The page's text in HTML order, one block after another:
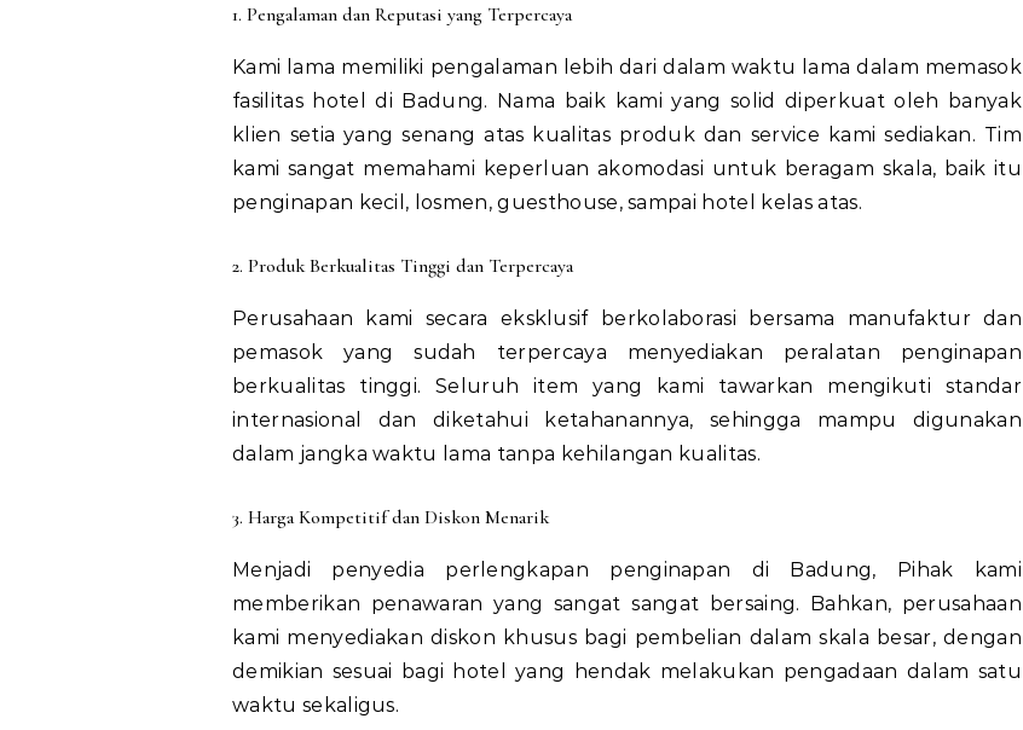
1. Pengalaman dan Reputasi yang Terpercaya
Kami lama memiliki pengalaman lebih dari dalam waktu lama dalam memasok
fasilitas hotel di Badung. Nama baik kami yang solid diperkuat oleh banyak
klien setia yang senang atas kualitas produk dan service kami sediakan. Tim
kami sangat memahami keperluan akomodasi untuk beragam skala, baik itu
penginapan kecil, losmen, guesthouse, sampai hotel kelas atas.
2. Produk Berkualitas Tinggi dan Terpercaya
Perusahaan kami secara eksklusif berkolaborasi bersama manufaktur dan
pemasok yang sudah terpercaya menyediakan peralatan penginapan
berkualitas tinggi. Seluruh item yang kami tawarkan mengikuti standar
internasional dan diketahui ketahanannya, sehingga mampu digunakan
dalam jangka waktu lama tanpa kehilangan kualitas.
3. Harga Kompetitif dan Diskon Menarik
Menjadi penyedia perlengkapan penginapan di Badung, Pihak kami
memberikan penawaran yang sangat sangat bersaing. Bahkan, perusahaan
kami menyediakan diskon khusus bagi pembelian dalam skala besar, dengan
demikian sesuai bagi hotel yang hendak melakukan pengadaan dalam satu
waktu sekaligus.